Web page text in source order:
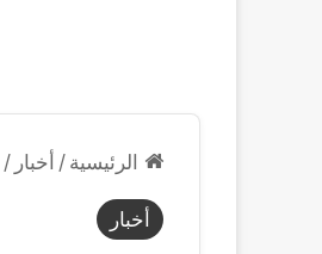
الرئيسية / أخبار /
أخبار